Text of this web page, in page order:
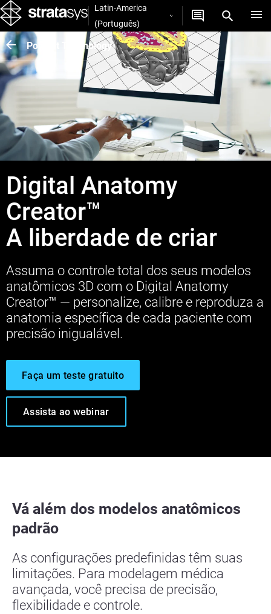
Latin-America
(Português)
PolyJet Technology
Digital Anatomy
Creator™
A liberdade de criar
Assuma o controle total dos seus modelos
anatômicos 3D com o Digital Anatomy
Creator™ — personalize, calibre e reproduza a
anatomia específica de cada paciente com
precisão inigualável.
Faça um teste gratuito
Assista ao webinar
Vá além dos modelos anatômicos
padrão
As configurações predefinidas têm suas
limitações. Para modelagem médica
avançada, você precisa de precisão,
flexibilidade e controle.